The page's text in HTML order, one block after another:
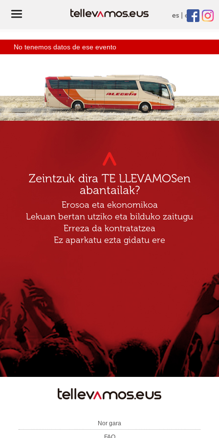
es eu
No tenemos datos de ese evento
Zeintzuk dira TE LLEVAMOSen
abantailak?
Erosoa eta ekonomikoa
Lekuan bertan utziko eta bilduko zaitugu
Erreza da kontratatzea
Ez aparkatu ezta gidatu ere
Nor gara